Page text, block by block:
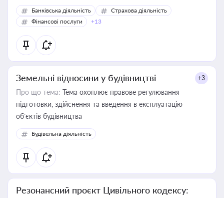
Банківська діяльність
Страхова діяльність
Фінансові послуги
+13
Земельні відносини у будівництві +3
Про що тема: Тема охоплює правове регулювання
підготовки, здійснення та введення в експлуатацію
об’єктів будівництва
Будівельна діяльність
Резонансний проєкт Цивільного кодексу: